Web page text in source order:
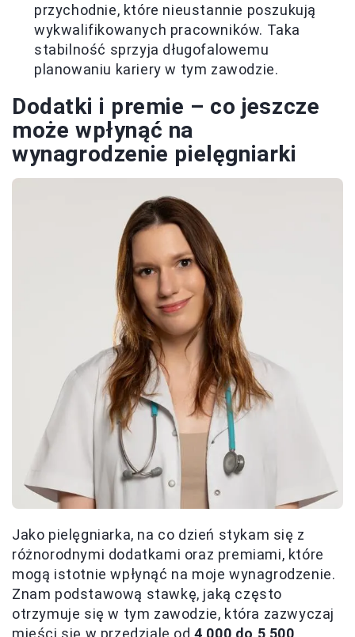
przychodnie, które nieustannie poszukują
wykwalifikowanych pracowników. Taka
stabilność sprzyja długofalowemu
planowaniu kariery w tym zawodzie.
Dodatki i premie – co jeszcze
może wpłynąć na
wynagrodzenie pielęgniarki
Jako pielęgniarka, na co dzień stykam się z
różnorodnymi dodatkami oraz premiami, które
mogą istotnie wpłynąć na moje wynagrodzenie.
Znam podstawową stawkę, jaką często
otrzymuje się w tym zawodzie, która zazwyczaj